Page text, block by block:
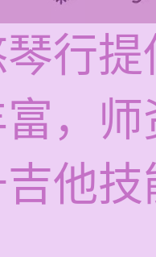
行
，
他技